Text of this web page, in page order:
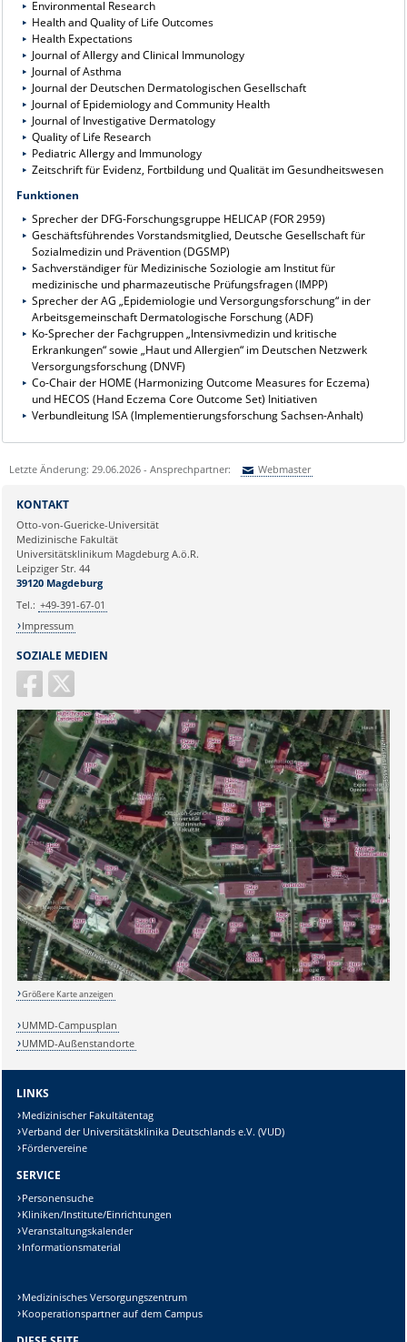
Environmental Research
Health and Quality of Life Outcomes
Health Expectations
Journal of Allergy and Clinical Immunology
Journal of Asthma
Journal der Deutschen Dermatologischen Gesellschaft
Journal of Epidemiology and Community Health
Journal of Investigative Dermatology
Quality of Life Research
Pediatric Allergy and Immunology
Zeitschrift für Evidenz, Fortbildung und Qualität im Gesundheitswesen
Funktionen
Sprecher der DFG-Forschungsgruppe HELICAP (FOR 2959)
Geschäftsführendes Vorstandsmitglied, Deutsche Gesellschaft für
Sozialmedizin und Prävention (DGSMP)
Sachverständiger für Medizinische Soziologie am Institut für
medizinische und pharmazeutische Prüfungsfragen (IMPP)
Sprecher der AG „Epidemiologie und Versorgungsforschung“ in der
Arbeitsgemeinschaft Dermatologische Forschung (ADF)
Ko-Sprecher der Fachgruppen „Intensivmedizin und kritische
Erkrankungen“ sowie „Haut und Allergien“ im Deutschen Netzwerk
Versorgungsforschung (DNVF)
Co-Chair der HOME (Harmonizing Outcome Measures for Eczema)
und HECOS (Hand Eczema Core Outcome Set) Initiativen
Verbundleitung ISA (Implementierungsforschung Sachsen-Anhalt)
Letzte Änderung: 29.06.2026 - Ansprechpartner: Webmaster
Ihre E-Mailadresse:
Ihr Anliegen:
Sicherheitsabfrage:
Lösung:
SOZIALE MEDIEN
KONTAKT
Otto-von-Guericke-Universität
Medizinische Fakultät
Universitätsklinikum Magdeburg A.ö.R.
Leipziger Str. 44
39120 Magdeburg
Tel.: +49-391-67-01
Impressum
Größere Karte anzeigen
UMMD-Campusplan
UMMD-Außenstandorte
LINKS
Medizinischer Fakultätentag
Verband der Universitätsklinika Deutschlands e.V. (VUD)
Fördervereine
SERVICE
Personensuche
Kliniken/Institute/Einrichtungen
Veranstaltungskalender
Informationsmaterial
Medizinisches Versorgungszentrum
Kooperationspartner auf dem Campus